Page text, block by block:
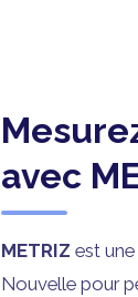
avec
METRIZ est
Nouvelle pour